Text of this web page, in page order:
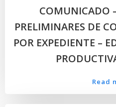
COMUNICADO
PRELIMINARES DE
POR EXPEDIENTE –
Read